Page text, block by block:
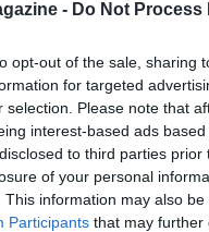
- Do Not
opt-out of the sale, sharing
for targeted
selection. Please note that
interest-based ads
to third parties
of your personal
This information may also
Participants that may further
solleva
deve affrontare sfide
così difficile